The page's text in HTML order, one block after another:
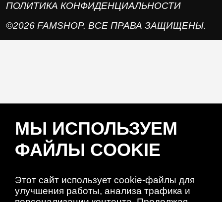
ПОЛИТИКА КОНФИДЕНЦИАЛЬНОСТИ
©2026 FAMSHOP. ВСЕ ПРАВА ЗАЩИЩЕНЫ.
МЫ ИСПОЛЬЗУЕМ
ФАЙЛЫ COOKIE
Этот сайт использует cookie-файлы для
улучшения работы, анализа трафика и